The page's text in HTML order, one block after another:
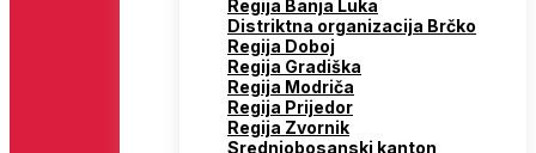
Regija Banja Luka
Distriktna organizacija Brčko
Regija Doboj
Regija Gradiška
Regija Modriča
Regija Prijedor
Regija Zvornik
Srednjobosanski kanton